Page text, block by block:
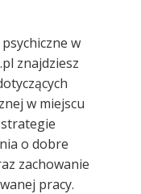
w
znajdziesz
w miejscu
o dobre
zachowanie
pracy.